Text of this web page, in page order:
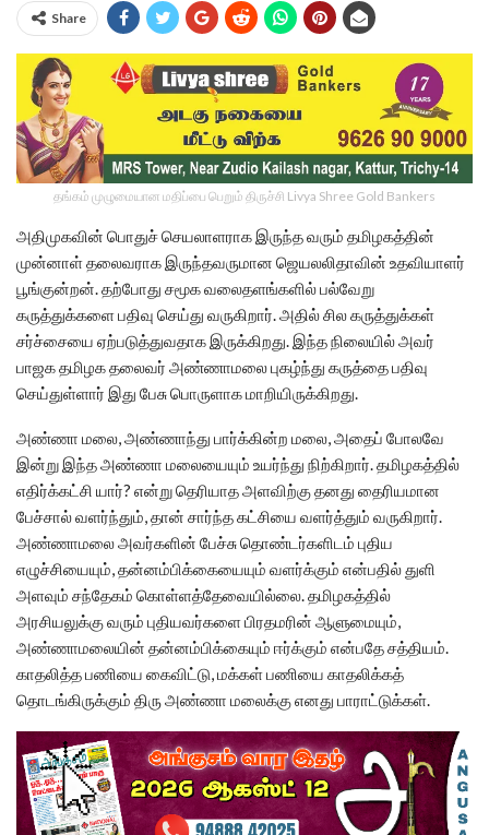
Share
தங்கம் முழுமையான மதிப்பை பெறும் திருச்சி Livya Shree Gold Bankers
அதிமுகவின் பொதுச் செயலாளராக இருந்த வரும் தமிழகத்தின்
முன்னாள் தலைவராக இருந்தவருமான ஜெயலலிதாவின் உதவியாளர்
பூங்குன்றன். தற்போது சமூக வலைதளங்களில் பல்வேறு
கருத்துக்களை பதிவு செய்து வருகிறார். அதில் சில கருத்துக்கள்
சர்ச்சையை ஏற்படுத்துவதாக இருக்கிறது. இந்த நிலையில் அவர்
பாஜக தமிழக தலைவர் அண்ணாமலை புகழ்ந்து கருத்தை பதிவு
செய்துள்ளார் இது பேசு பொருளாக மாறியிருக்கிறது.
அண்ணா மலை, அண்ணாந்து பார்க்கின்ற மலை, அதைப் போலவே
இன்று இந்த அண்ணா மலையையும் உயர்ந்து நிற்கிறார். தமிழகத்தில்
எதிர்க்கட்சி யார்? என்று தெரியாத அளவிற்கு தனது தைரியமான
பேச்சால் வளர்ந்தும், தான் சார்ந்த கட்சியை வளர்த்தும் வருகிறார்.
அண்ணாமலை அவர்களின் பேச்சு தொண்டர்களிடம் புதிய
எழுச்சியையும், தன்னம்பிக்கையையும் வளர்க்கும் என்பதில் துளி
அளவும் சந்தேகம் கொள்ளத்தேவையில்லை. தமிழகத்தில்
அரசியலுக்கு வரும் புதியவர்களை பிரதமரின் ஆளுமையும்,
அண்ணாமலையின் தன்னம்பிக்கையும் ஈர்க்கும் என்பதே சத்தியம்.
காதலித்த பணியை கைவிட்டு, மக்கள் பணியை காதலிக்கத்
தொடங்கிருக்கும் திரு அண்ணா மலைக்கு எனது பாராட்டுக்கள்.